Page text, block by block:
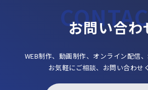
お問い合わ
WEB制作、動画制作、オンライン配信
お気軽にご相談、お問い合わせ